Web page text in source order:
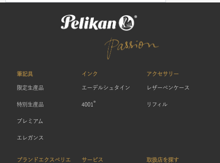
筆記具
限定生産品
特別生産品
プレミアム
エレガンス
インク
エーデルシュタイン
4001 ®
アクセサリー
レザーペンケース
リフィル
ブランドエクスペリエ サービス 取扱店を探す